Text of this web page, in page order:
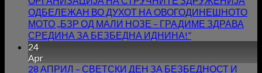
ОДБЕЛЕЖАН ВО ДУХОТ НА ОВОГОДИНЕШНОТО
МОТО ,,БЗР ОД МАЛИ НОЗЕ – ГРАДИМЕ ЗДРАВА
СРЕДИНА ЗА БЕЗБЕДНА ИДНИНА!”
24
Apr
28 АПРИЛ – СВЕТСКИ ДЕН ЗА БЕЗБЕДНОСТ И